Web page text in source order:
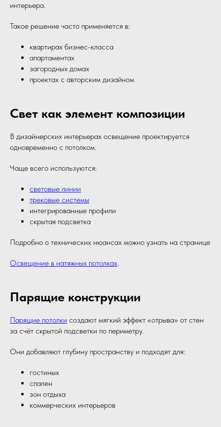
интерьера.
Такое решение часто применяется в:
квартирах бизнес-класса
апартаментах
загородных домах
проектах с авторским дизайном
Свет как элемент композиции
В дизайнерских интерьерах освещение проектируется
одновременно с потолком.
Чаще всего используются:
световые линии
трековые системы
интегрированные профили
скрытая подсветка
Подробно о технических нюансах можно узнать на странице
Освещение в натяжных потолках.
Парящие конструкции
Парящие потолки создают мягкий эффект «отрыва» от стен
за счёт скрытой подсветки по периметру.
Они добавляют глубину пространству и подходят для:
гостиных
спален
зон отдыха
коммерческих интерьеров